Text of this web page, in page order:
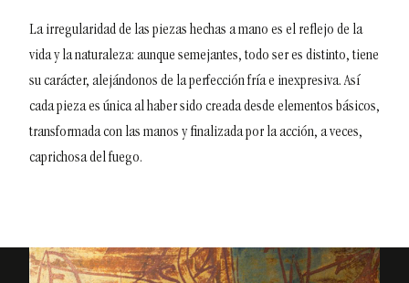
La irregularidad de las piezas hechas a mano es el reflejo de la
vida y la naturaleza: aunque semejantes, todo ser es distinto, tiene
su carácter, alejándonos de la perfección fría e inexpresiva. Así
cada pieza es única al haber sido creada desde elementos básicos,
transformada con las manos y finalizada por la acción, a veces,
caprichosa del fuego.